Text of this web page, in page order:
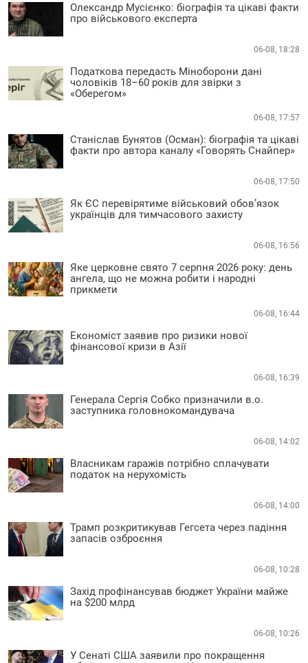
Олександр Мусієнко: біографія та цікаві факти
про військового експерта
06-08, 18:28
Податкова передасть Міноборони дані
чоловіків 18–60 років для звірки з
«Оберегом»
06-08, 17:57
Станіслав Бунятов (Осман): біографія та цікаві
факти про автора каналу «Говорять Снайпер»
06-08, 17:50
Як ЄС перевірятиме військовий обов’язок
українців для тимчасового захисту
06-08, 16:56
Яке церковне свято 7 серпня 2026 року: день
ангела, що не можна робити і народні
прикмети
06-08, 16:44
Економіст заявив про ризики нової
фінансової кризи в Азії
06-08, 16:39
Генерала Сергія Собко призначили в.о.
заступника головнокомандувача
06-08, 14:02
Власникам гаражів потрібно сплачувати
податок на нерухомість
06-08, 14:00
Трамп розкритикував Гегсета через падіння
запасів озброєння
06-08, 10:28
Захід профінансував бюджет України майже
на $200 млрд
06-08, 10:26
У Сенаті США заявили про покращення